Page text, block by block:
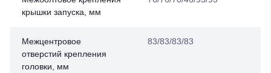
крышки запуска, мм
Межцентровое
отверстий крепления
головки, мм
83/83/83/83